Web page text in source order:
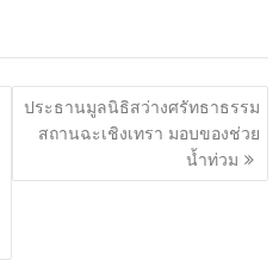
ประธานมูลนิธิสว่างศรัทธาธรรม
สถานฉะเชิงเทรา มอบของช่วย
น้ำท่วม